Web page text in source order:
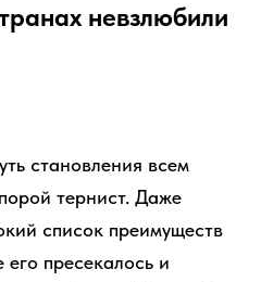
невзлюбили
становления всем
тернист. Даже
список преимуществ
его пресекалось и